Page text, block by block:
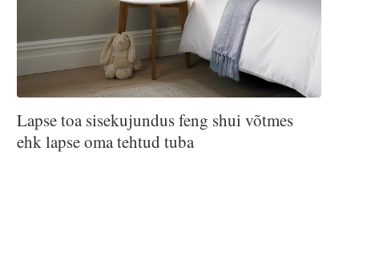
Lapse toa sisekujundus feng shui võtmes
ehk lapse oma tehtud tuba